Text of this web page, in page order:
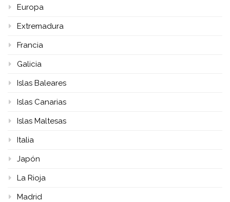
Europa
Extremadura
Francia
Galicia
Islas Baleares
Islas Canarias
Islas Maltesas
Italia
Japón
La Rioja
Madrid